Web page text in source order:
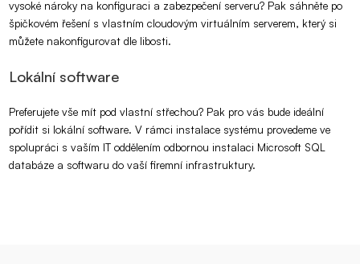
vysoké nároky na konfiguraci a zabezpečení serveru? Pak sáhněte po
špičkovém řešení s vlastním cloudovým virtuálním serverem, který si
můžete nakonfigurovat dle libosti.
Lokální software
Preferujete vše mít pod vlastní střechou? Pak pro vás bude ideální
pořídit si lokální software. V rámci instalace systému provedeme ve
spolupráci s vaším IT oddělením odbornou instalaci Microsoft SQL
databáze a softwaru do vaší firemní infrastruktury.